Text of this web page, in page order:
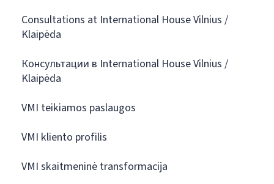
Consultations at International House Vilnius /
Klaipėda
Консультации в International House Vilnius /
Klaipėda
VMI teikiamos paslaugos
VMI kliento profilis
VMI skaitmeninė transformacija